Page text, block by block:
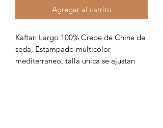
Agregar al carrito
Kaftan Largo 100% Crepe de Chine de
seda, Estampado multicolor
mediterraneo, talla unica se ajustan